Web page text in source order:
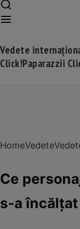
Vedete
Click!Paparazzii
HomeVedete
Ce
s-a